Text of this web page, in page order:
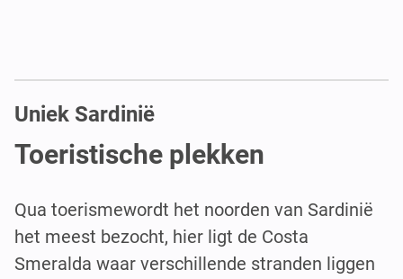
Uniek Sardinië
Toeristische plekken
Qua toerismewordt het noorden van Sardinië
het meest bezocht, hier ligt de Costa
Smeralda waar verschillende stranden liggen